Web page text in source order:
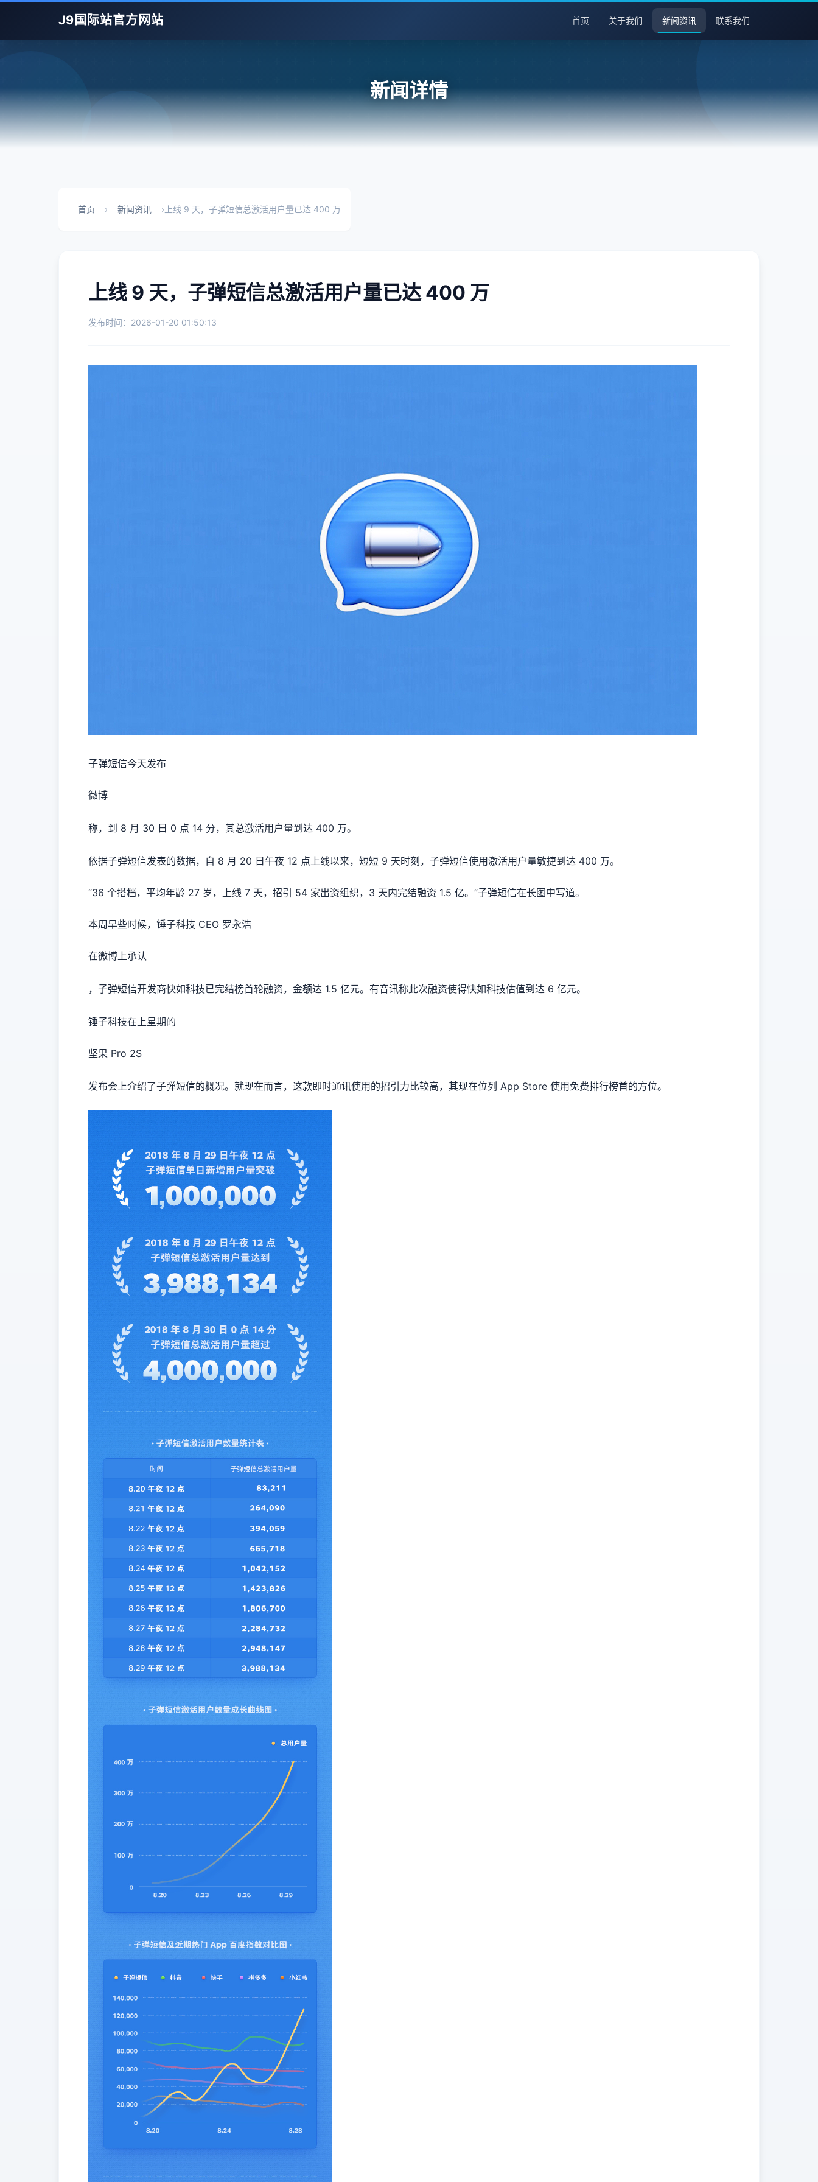
J9国际站官方网站 首页 关于我们 新闻资讯 联系我们
新闻详情
首页 › 新闻资讯 › 上线 9 天，子弹短信总激活用户量已达 400 万
上线 9 天，子弹短信总激活用户量已达 400 万
发布时间：2026-01-20 01:50:13
子弹短信今天发布
微博
称，到 8 月 30 日 0 点 14 分，其总激活用户量到达 400 万。
依据子弹短信发表的数据，自 8 月 20 日午夜 12 点上线以来，短短 9 天时刻，子弹短信使用激活用户量敏捷到达 400 万。
“36 个搭档，平均年龄 27 岁，上线 7 天，招引 54 家出资组织，3 天内完结融资 1.5 亿。”子弹短信在长图中写道。
本周早些时候，锤子科技 CEO 罗永浩
在微博上承认
，子弹短信开发商快如科技已完结榜首轮融资，金额达 1.5 亿元。有音讯称此次融资使得快如科技估值到达 6 亿元。
锤子科技在上星期的
坚果 Pro 2S
发布会上介绍了子弹短信的概况。就现在而言，这款即时通讯使用的招引力比较高，其现在位列 App Store 使用免费排行榜首的方位。